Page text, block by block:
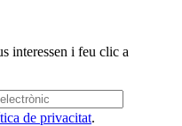
interessen i feu clic a
de privacitat.